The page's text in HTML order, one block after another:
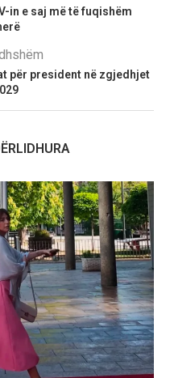
in e saj më të fuqishëm
për president në zgjedhjet